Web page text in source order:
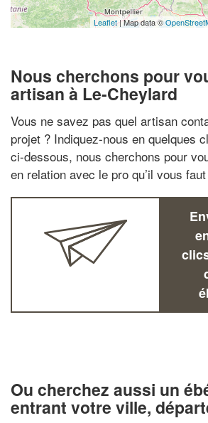
Leaflet| Map data ©
Nous cherchons pour
artisan à Le-Cheylard
Vous ne savez pas quel artisan
projet ? Indiquez-nous en quelques
ci-dessous, nous cherchons pour
en relation avec le pro qu’il vous
Ou cherchez aussi un
entrant votre ville,